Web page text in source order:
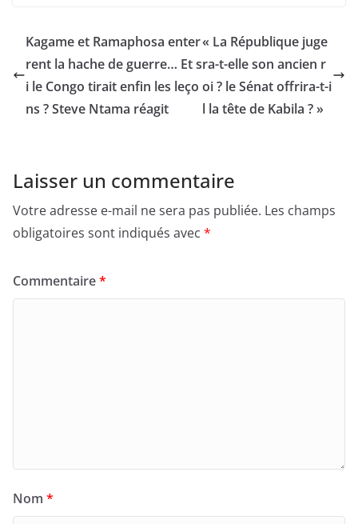
Kagame et Ramaphosa enter
rent la hache de guerre… Et s
i le Congo tirait enfin les leço
ns ? Steve Ntama réagit
« La République juge
ra-t-elle son ancien r
oi ? le Sénat offrira-t-i
l la tête de Kabila ? »
Laisser un commentaire
Votre adresse e-mail ne sera pas publiée. Les champs
obligatoires sont indiqués avec *
Commentaire*
Nom *